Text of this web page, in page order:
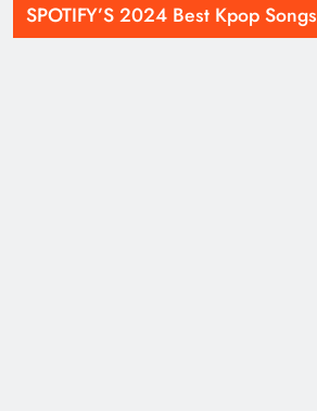
SPOTIFY’S 2024 Best Kpop Songs